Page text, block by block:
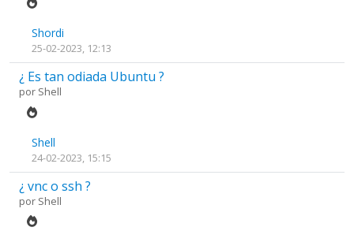
Shordi
25-02-2023, 12:13
¿ Es tan odiada Ubuntu ?
por Shell
Shell
24-02-2023, 15:15
¿ vnc o ssh ?
por Shell